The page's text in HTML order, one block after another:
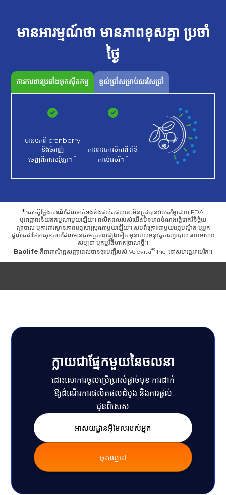
មានអារម្មណ៍ថា មានភាពខុសគ្នា ប្រចាំ
ថ្ងៃ
ការការពារប្រឆាំងអុកស៊ីតកម្ម ខ្ពស់ប្រាំសម្រាប់សរសៃប្រាំ
បានមកពី cranberry
និងចំរាញ់
ចេញពីអាសេរ៉ូឡា។ *
ការពារកោសិកាពី រ៉ាឌី
កាល់សេរី។ *
* សេចក្តីថ្លែងការណ៍ដែលទាក់ទងនឹងផលិតផលនេះមិនត្រូវបានវាយតម្លៃដោយ FDA
ឬអាជ្ញាធរនិយតកម្មណាមួយឡើយ។ ផលិតផលរបស់យើងមិនមានបំណងធ្វើរោគវិនិច្ឆ័យ
ព្យាបាល ឬការពារស្ថានភាពវេជ្ជសាស្ត្រណាមួយឡើយ។ សូមពិគ្រោះជាមួយវេជ្ជបណ្ឌិត ឬអ្នក
ផ្តល់សេវាថែទាំសុខភាពដែលមានសមត្ថភាពផ្សេងទៀត មុនពេលអនុវត្តការព្យាបាល របបអាហារ
សម្បទា ឬកម្មវិធីហាត់ប្រាណថ្មី។
Baolife គឺជាពាណិជ្ជសញ្ញាដែលបានចុះបញ្ជីរបស់ Velovita Inc. នៅសហរដ្ឋអាមេរិក។
ក្លាយជាផ្នែកមួយនៃចលនា
ដោះសោការចូលប្រើប្រាស់ផ្តាច់មុខ ការដាក់
ឱ្យដំណើរការផលិតផលដំបូង និងការផ្តល់
ជូនពិសេស